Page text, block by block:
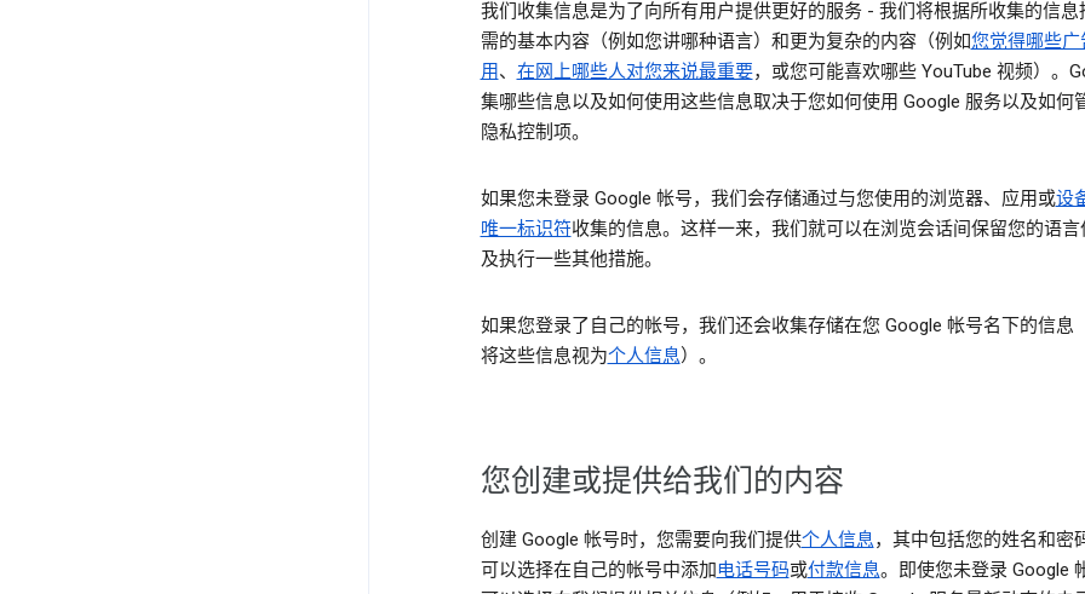
我们收集信息是为了向所有用户提供更好的服务 - 我们将根据所收集的信息
需的基本内容（例如您讲哪种语言）和更为复杂的内容（例如您觉得哪些广
用、 在网上哪些人对您来说最重要，或您可能喜欢哪些 YouTube 视频）。
集哪些信息以及如何使用这些信息取决于您如何使用 Google 服务以及如何
隐私控制项。
如果您未登录 Google 帐号，我们会存储通过与您使用的浏览器、应用或设
唯一标识符收集的信息。这样一来，我们就可以在浏览会话间保留您的语言
及执行一些其他措施。
如果您登录了自己的帐号，我们还会收集存储在您 Google 帐号名下的信息
将这些信息视为个人信息）。
您创建或提供给我们的内容
创建 Google 帐号时，您需要向我们提供个人信息，其中包括您的姓名和密
可以选择在自己的帐号中添加电话号码或付款信息。即使您未登录 Google